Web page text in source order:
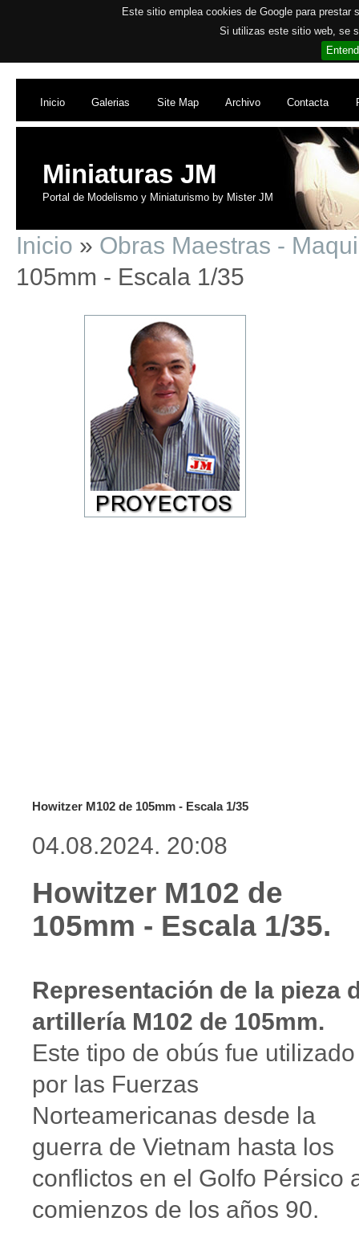
Este sitio emplea cookies de Google para
Si utilizas este sitio web, se
Inicio Galerias Site Map Archivo Contacta
Miniaturas JM
Portal de Modelismo y Miniaturismo by Mister JM
Inicio » Obras Maestras -
105mm - Escala 1/35
Howitzer M102 de 105mm - Escala 1/35
04.08.2024. 20:08
Howitzer M102 de
105mm - Escala 1/35.
Representación de la pieza
artillería M102 de 105mm.
Este tipo de obús fue utilizado
por las Fuerzas
Norteamericanas desde la
guerra de Vietnam hasta los
conflictos en el Golfo Pérsico
comienzos de los años 90.